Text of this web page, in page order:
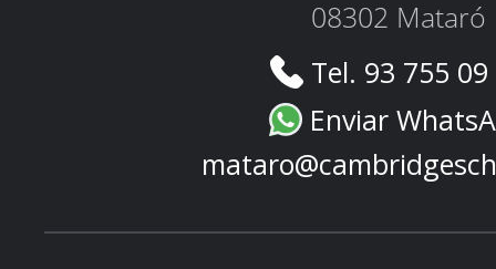
08302 Mataró
Tel. 93 755
Enviar